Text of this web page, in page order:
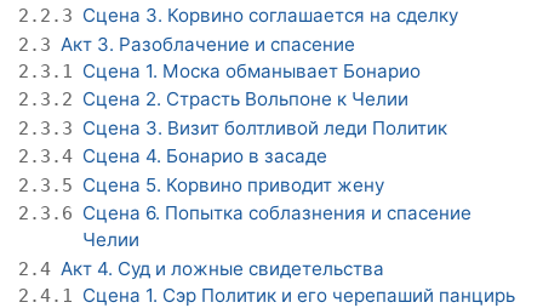
2.2.3 Сцена 3. Корвино соглашается на сделку
2.3 Акт 3. Разоблачение и спасение
2.3.1 Сцена 1. Моска обманывает Бонарио
2.3.2 Сцена 2. Страсть Вольпоне к Челии
2.3.3 Сцена 3. Визит болтливой леди Политик
2.3.4 Сцена 4. Бонарио в засаде
2.3.5 Сцена 5. Корвино приводит жену
2.3.6 Сцена 6. Попытка соблазнения и спасение
Челии
2.4 Акт 4. Суд и ложные свидетельства
2.4.1 Сцена 1. Сэр Политик и его черепаший панцирь